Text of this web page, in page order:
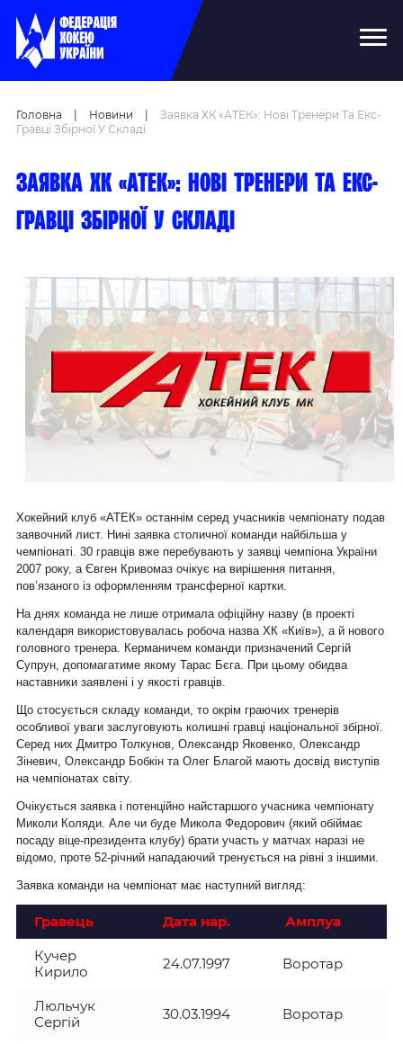
Головна Новини
Заявка ХК «АТЕК»: Нові Тренери Та Екс-
Гравці Збірної У Складі
Заявка ХК «АТЕК»: нові тренери та екс-
гравці збірної у складі
Хокейний клуб «АТЕК» останнім серед учасників чемпіонату подав
заявочний лист. Нині заявка столичної команди найбільша у
чемпіонаті. 30 гравців вже перебувають у заявці чемпіона України
2007 року, а Євген Кривомаз очікує на вирішення питання,
пов’язаного із оформленням трансферної картки.
На днях команда не лише отримала офіційну назву (в проекті
календаря використовувалась робоча назва ХК «Київ»), а й нового
головного тренера. Керманичем команди призначений Сергій
Супрун, допомагатиме якому Тарас Бєга. При цьому обидва
наставники заявлені і у якості гравців.
Що стосується складу команди, то окрім граючих тренерів
особливої уваги заслуговують колишні гравці національної збірної.
Серед них Дмитро Толкунов, Олександр Яковенко, Олександр
Зіневич, Олександр Бобкін та Олег Благой мають досвід виступів
на чемпіонатах світу.
Очікується заявка і потенційно найстаршого учасника чемпіонату
Миколи Коляди. Але чи буде Микола Федорович (який обіймає
посаду віце-президента клубу) брати участь у матчах наразі не
відомо, проте 52-річний нападаючий тренується на рівні з іншими.
Заявка команди на чемпіонат має наступний вигляд:
Гравець Дата нар. Амплуа
Кучер
Кирило
24.07.1997 Воротар
Люльчук
Сергій
30.03.1994 Воротар